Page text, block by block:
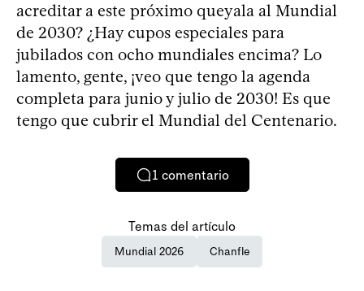
acreditar a este próximo queyala al Mundial
de 2030? ¿Hay cupos especiales para
jubilados con ocho mundiales encima? Lo
lamento, gente, ¡veo que tengo la agenda
completa para junio y julio de 2030! Es que
tengo que cubrir el Mundial del Centenario.
1 comentario
Temas del artículo
Mundial 2026 Chanfle